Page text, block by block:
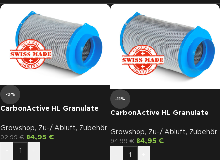
-9%
CarbonActive HL Granulate
Growshop, Zu-/ Abluft, Zubehör
92,99€ 84,95 €
-11%
CarbonActive HL Granulate
Growshop, Zu-/ Abluft, Zubehör
94,99€ 84,95 €